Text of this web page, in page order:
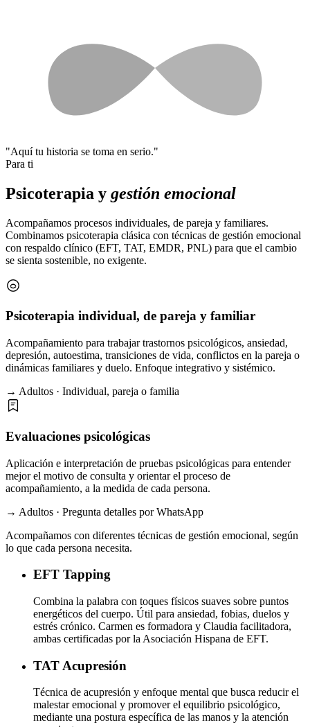
"Aquí tu historia se toma en serio."
Para ti
Psicoterapia y gestión emocional
Acompañamos procesos individuales, de pareja y familiares.
Combinamos psicoterapia clásica con técnicas de gestión emocional
con respaldo clínico (EFT, TAT, EMDR, PNL) para que el cambio
se sienta sostenible, no exigente.
Psicoterapia individual, de pareja y familiar
Acompañamiento para trabajar trastornos psicológicos, ansiedad,
depresión, autoestima, transiciones de vida, conflictos en la pareja o
dinámicas familiares y duelo. Enfoque integrativo y sistémico.
→ Adultos · Individual, pareja o familia
Evaluaciones psicológicas
Aplicación e interpretación de pruebas psicológicas para entender
mejor el motivo de consulta y orientar el proceso de
acompañamiento, a la medida de cada persona.
→ Adultos · Pregunta detalles por WhatsApp
Acompañamos con diferentes técnicas de gestión emocional, según
lo que cada persona necesita.
EFT Tapping
Combina la palabra con toques físicos suaves sobre puntos
energéticos del cuerpo. Útil para ansiedad, fobias, duelos y
estrés crónico. Carmen es formadora y Claudia facilitadora,
ambas certificadas por la Asociación Hispana de EFT.
TAT Acupresión
Técnica de acupresión y enfoque mental que busca reducir el
malestar emocional y promover el equilibrio psicológico,
mediante una postura específica de las manos y la atención